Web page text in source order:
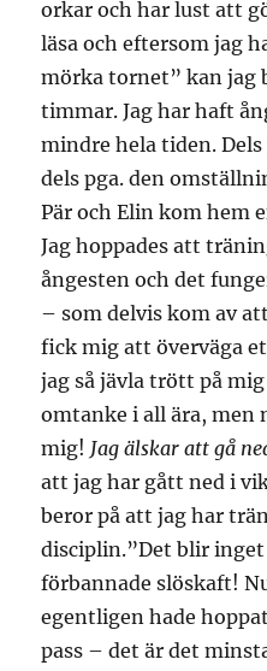
orkar och har lust att
läsa och eftersom jag
mörka tornet” kan jag
timmar. Jag har haft
mindre hela tiden.
dels pga. den
Pär och Elin kom hem
Jag hoppades att
ångesten och det
– som delvis kom av
fick mig att överväga
jag så jävla trött på
omtanke i all ära, men
mig! Jag älskar att gå
att jag har gått ned i
beror på att jag har
disciplin.”Det blir
förbannade slöskaft!
egentligen hade
pass – det är det